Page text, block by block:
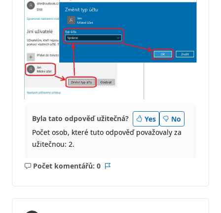
Byla tato odpověď užitečná? Yes
No
Počet osob, které tuto odpověď považovaly za
užitečnou: 2.
Počet komentářů: 0
Žádné